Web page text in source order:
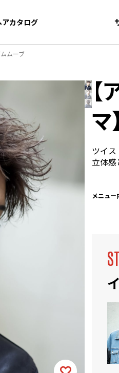
カタログ
カタログ
ムーブ
マ
ツイ
立体感
メニュー